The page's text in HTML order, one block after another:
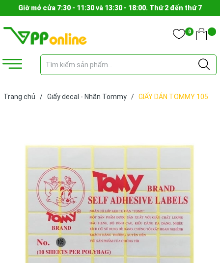
Giờ mở cửa 7:30 - 11:30 và 13:30 - 18:00. Thứ 2 đến thứ 7
0
Trang chủ / Giấy decal - Nhãn Tommy / GIẤY DÁN TOMMY 105